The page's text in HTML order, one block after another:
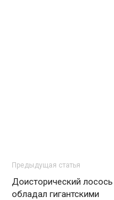
Предыдущая статья
Доисторический лосось
обладал гигантскими